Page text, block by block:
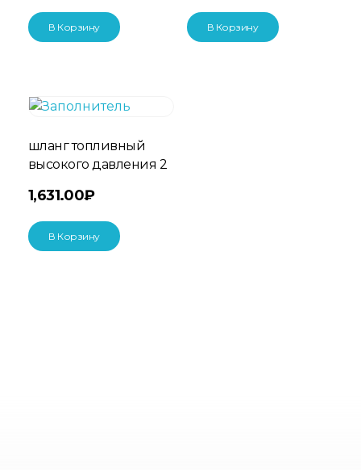
В Корзину В Корзину
шланг топливный
высокого давления 2
1,631.00₽
В Корзину